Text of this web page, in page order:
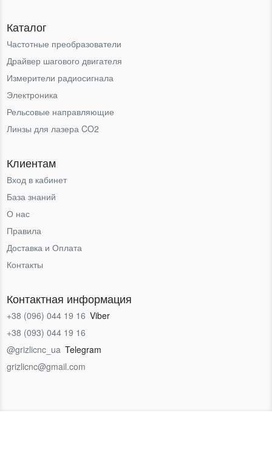
Каталог
Частотные преобразователи
Драйвер шагового двигателя
Измерители радиосигнала
Электроника
Рельсовые направляющие
Линзы для лазера CO2
Клиентам
Вход в кабинет
База знаний
О нас
Правила
Доставка и Оплата
Контакты
Контактная информация
+38 (096) 044 19 16 Viber
+38 (093) 044 19 16
@grizlicnc_ua Telegram
grizlicnc@gmail.com